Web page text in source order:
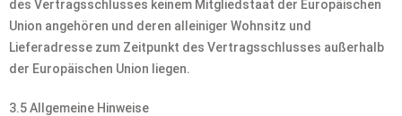
des Vertragsschlusses keinem Mitgliedstaat der Europäischen
Union angehören und deren alleiniger Wohnsitz und
Lieferadresse zum Zeitpunkt des Vertragsschlusses außerhalb
der Europäischen Union liegen.
3.5 Allgemeine Hinweise